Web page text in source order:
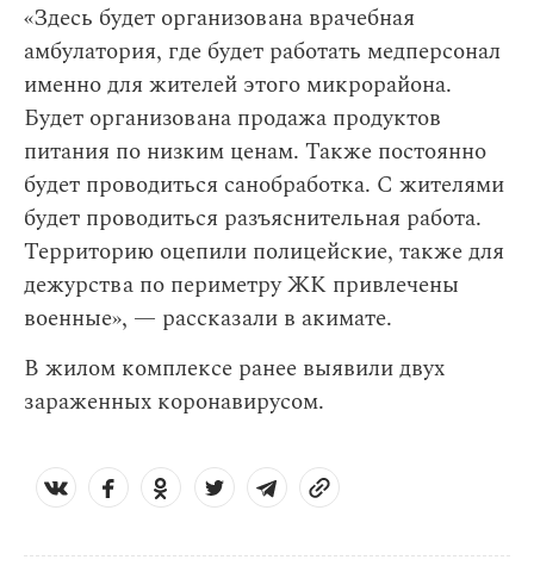
«Здесь будет организована врачебная
амбулатория, где будет работать медперсонал
именно для жителей этого микрорайона.
Будет организована продажа продуктов
питания по низким ценам. Также постоянно
будет проводиться санобработка. С жителями
будет проводиться разъяснительная работа.
Территорию оцепили полицейские, также для
дежурства по периметру ЖК привлечены
военные», — рассказали в акимате.
В жилом комплексе ранее выявили двух
зараженных коронавирусом.